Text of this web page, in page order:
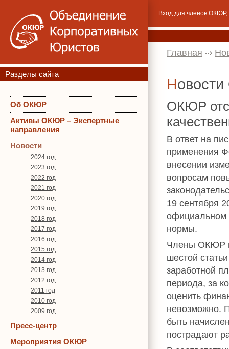
Разделы сайта
Об ОКЮР
Активы ОКЮР – Экспертные
направления
Новости
2024 год
2023 год
2022 год
2021 год
2020 год
2019 год
2018 год
2017 год
2016 год
2015 год
2014 год
2013 год
2012 год
2011 год
2010 год
2009 год
Пресс-центр
Мероприятия ОКЮР
Вход для членов ОКЮР,
Главная
ОКЮР
В ответ на
применения
внесении
вопросам
19 сентября
официальном
нормы.
Члены ОКЮР
шестой
заработной
периода, за
оценить
невозможно.
быть
пострадают